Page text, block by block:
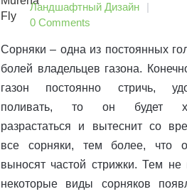
Ландшафтный Дизайн
0 Comments
Сорняки – одна из постоянных
болей владельцев газона.
газон постоянно стричь,
поливать, то он будет
разрастаться и вытеснит со
все сорняки, тем более, что
выносят частой стрижки. Тем не
некоторые виды сорняков